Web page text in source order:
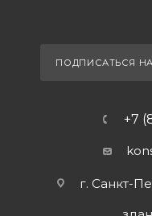
ПОДПИСАТЬСЯ
+7
г. Санкт-